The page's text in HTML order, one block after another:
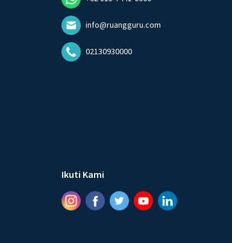
info@ruangguru.com
02130930000
Ikuti Kami